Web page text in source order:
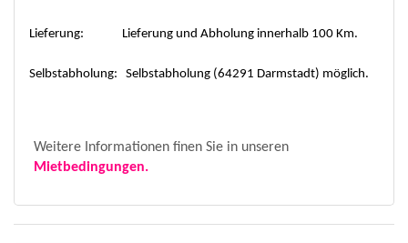
Lieferung: Lieferung und Abholung innerhalb 100 Km.
Selbstabholung: Selbstabholung (64291 Darmstadt) möglich.
Weitere Informationen finen Sie in unseren
Mietbedingungen.